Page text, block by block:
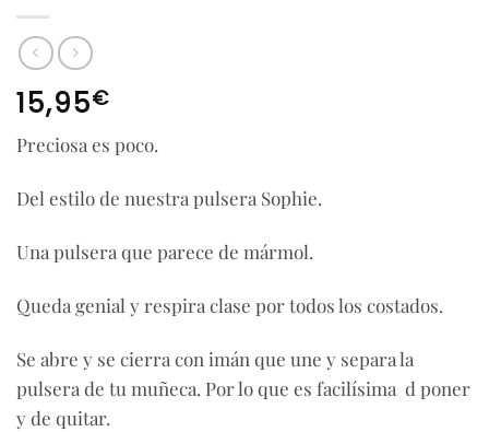
15,95€
Preciosa es poco.
Del estilo de nuestra pulsera Sophie.
Una pulsera que parece de mármol.
Queda genial y respira clase por todos los costados.
Se abre y se cierra con imán que une y separa la
pulsera de tu muñeca. Por lo que es facilísima d poner
y de quitar.